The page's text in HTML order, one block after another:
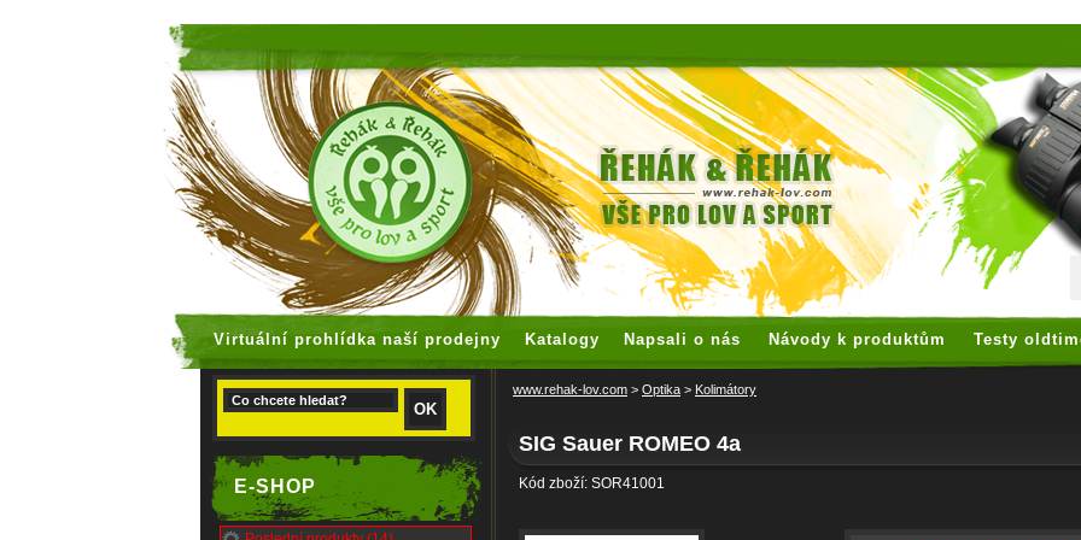
Virtuální prohlídka naší prodejny Katalogy Napsali o nás Návody k produktům Testy
E-SHOP
www.rehak-lov.com > Optika > Kolimátory
SIG Sauer ROMEO 4a
Kód zboží: SOR41001